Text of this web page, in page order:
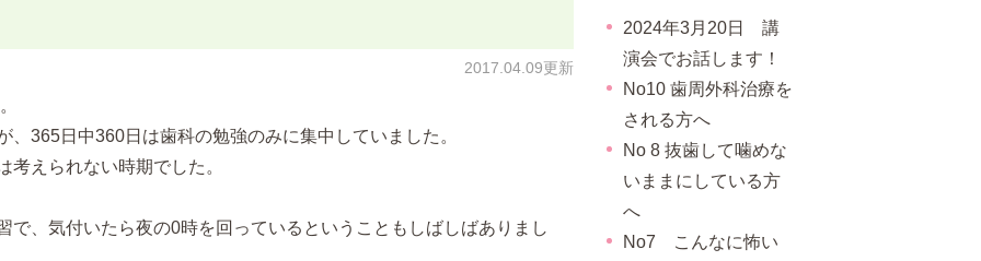
2017.04.09更新
365日中360日は歯科の勉強のみに集中していました。
えられない時期でした。
で、気付いたら夜の0時を回っているということもしばしばありまし
2024年3月20日 講
演会でお話します！
No10 歯周外科治療を
される方へ
No 8 抜歯して噛めな
いままにしている方
へ
No7 こんなに怖い